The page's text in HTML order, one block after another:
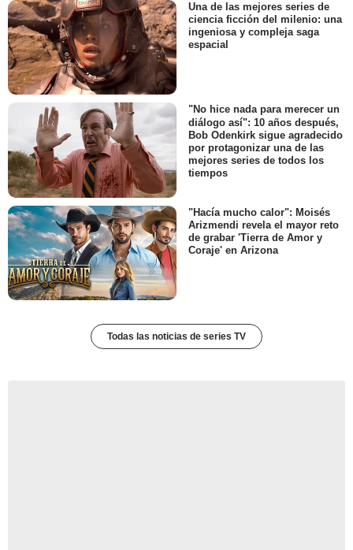
Una de las mejores series de
ciencia ficción del milenio: una
ingeniosa y compleja saga
espacial
"No hice nada para merecer un
diálogo así": 10 años después,
Bob Odenkirk sigue agradecido
por protagonizar una de las
mejores series de todos los
tiempos
"Hacía mucho calor": Moisés
Arizmendi revela el mayor reto
de grabar 'Tierra de Amor y
Coraje' en Arizona
Todas las noticias de series TV